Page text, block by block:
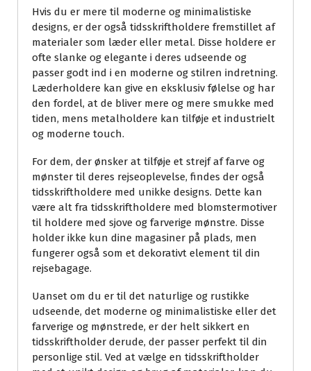
Hvis du er mere til moderne og minimalistiske
designs, er der også tidsskriftholdere fremstillet af
materialer som læder eller metal. Disse holdere er
ofte slanke og elegante i deres udseende og
passer godt ind i en moderne og stilren indretning.
Læderholdere kan give en eksklusiv følelse og har
den fordel, at de bliver mere og mere smukke med
tiden, mens metalholdere kan tilføje et industrielt
og moderne touch.
For dem, der ønsker at tilføje et strejf af farve og
mønster til deres rejseoplevelse, findes der også
tidsskriftholdere med unikke designs. Dette kan
være alt fra tidsskriftholdere med blomstermotiver
til holdere med sjove og farverige mønstre. Disse
holder ikke kun dine magasiner på plads, men
fungerer også som et dekorativt element til din
rejsebagage.
Uanset om du er til det naturlige og rustikke
udseende, det moderne og minimalistiske eller det
farverige og mønstrede, er der helt sikkert en
tidsskriftholder derude, der passer perfekt til din
personlige stil. Ved at vælge en tidsskriftholder